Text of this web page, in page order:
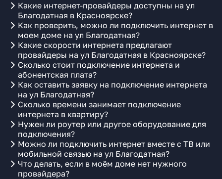
Какие интернет-провайдеры доступны на ул
Благодатная в Красноярске?
Как проверить, можно ли подключить интернет в
моем доме на ул Благодатная?
Какие скорости интернета предлагают
провайдеры на ул Благодатная в Красноярске?
Сколько стоит подключение интернета и
абонентская плата?
Как оставить заявку на подключение интернета
на ул Благодатная?
Сколько времени занимает подключение
интернета в квартиру?
Нужен ли роутер или другое оборудование для
подключения?
Можно ли подключить интернет вместе с ТВ или
мобильной связью на ул Благодатная?
Что делать, если в моём доме нет нужного
провайдера?